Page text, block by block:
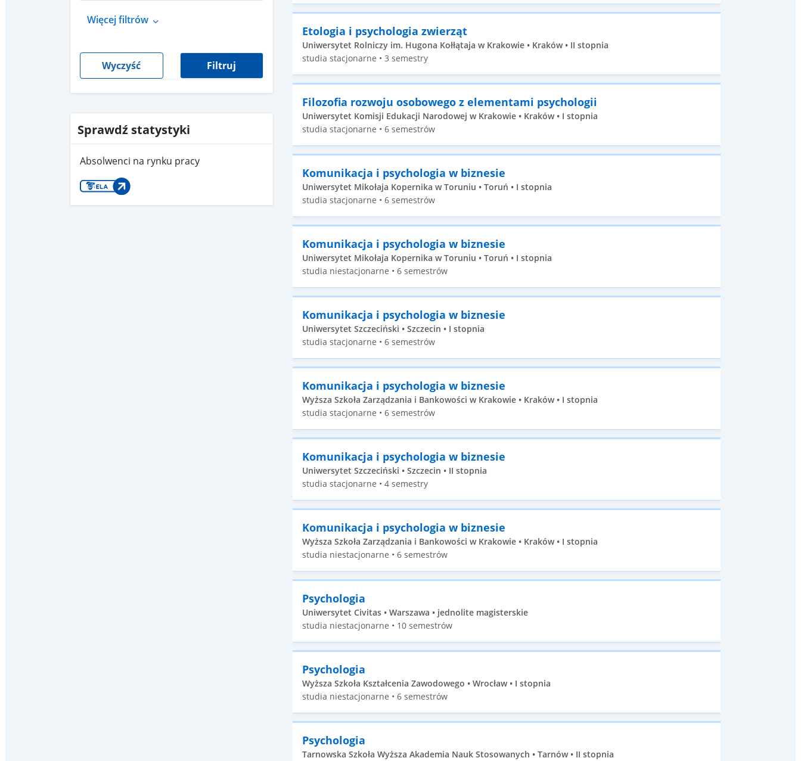
Więcej filtrów
Wyczyść Filtruj
Sprawdź statystyki
Absolwenci na rynku pracy
Etologia i psychologia zwierząt
Uniwersytet Rolniczy im. Hugona Kołłątaja w Krakowie • Kraków • II stopnia
studia stacjonarne • 3 semestry
Filozofia rozwoju osobowego z elementami psychologii
Uniwersytet Komisji Edukacji Narodowej w Krakowie • Kraków • I stopnia
studia stacjonarne • 6 semestrów
Komunikacja i psychologia w biznesie
Uniwersytet Mikołaja Kopernika w Toruniu • Toruń • I stopnia
studia stacjonarne • 6 semestrów
Komunikacja i psychologia w biznesie
Uniwersytet Mikołaja Kopernika w Toruniu • Toruń • I stopnia
studia niestacjonarne • 6 semestrów
Komunikacja i psychologia w biznesie
Uniwersytet Szczeciński • Szczecin • I stopnia
studia stacjonarne • 6 semestrów
Komunikacja i psychologia w biznesie
Wyższa Szkoła Zarządzania i Bankowości w Krakowie • Kraków • I stopnia
studia stacjonarne • 6 semestrów
Komunikacja i psychologia w biznesie
Uniwersytet Szczeciński • Szczecin • II stopnia
studia stacjonarne • 4 semestry
Komunikacja i psychologia w biznesie
Wyższa Szkoła Zarządzania i Bankowości w Krakowie • Kraków • I stopnia
studia niestacjonarne • 6 semestrów
Psychologia
Uniwersytet Civitas • Warszawa • jednolite magisterskie
studia niestacjonarne • 10 semestrów
Psychologia
Wyższa Szkoła Kształcenia Zawodowego • Wrocław • I stopnia
studia niestacjonarne • 6 semestrów
Psychologia
Tarnowska Szkoła Wyższa Akademia Nauk Stosowanych • Tarnów • II stopnia